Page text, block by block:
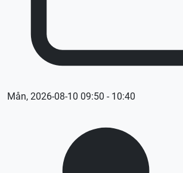
Mån, 2026-08-10 09:50 - 10:40